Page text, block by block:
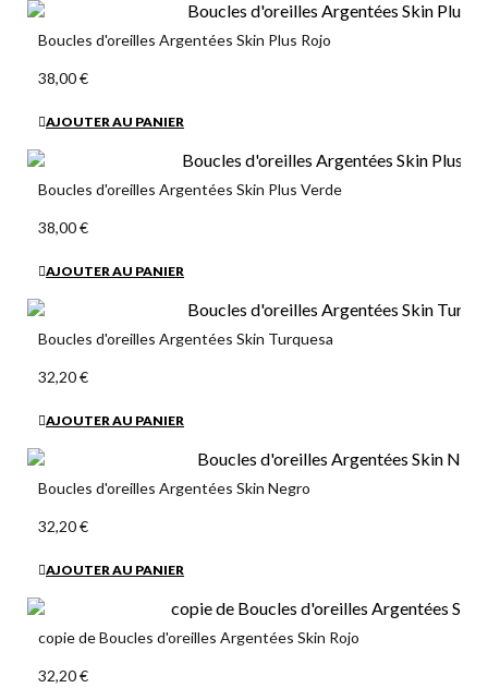
Boucles d'oreilles Argentées Skin Plus Rojo
38,00 €
AJOUTER AU PANIER
Boucles d'oreilles Argentées Skin Plus Verde
38,00 €
AJOUTER AU PANIER
Boucles d'oreilles Argentées Skin Turquesa
32,20 €
AJOUTER AU PANIER
Boucles d'oreilles Argentées Skin Negro
32,20 €
AJOUTER AU PANIER
copie de Boucles d'oreilles Argentées Skin Rojo
32,20 €